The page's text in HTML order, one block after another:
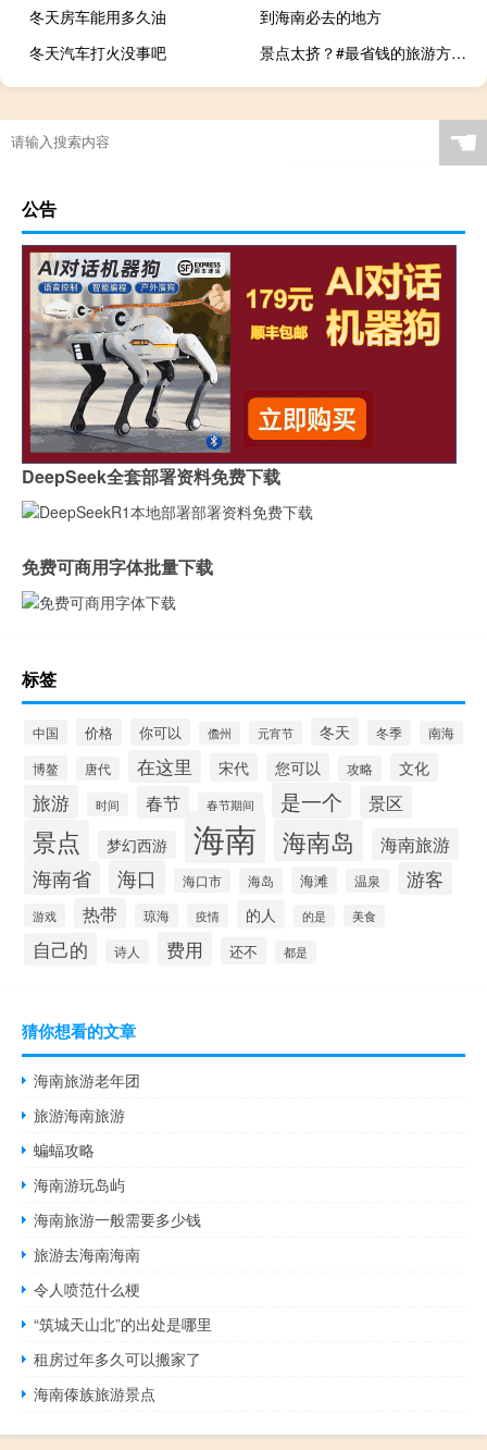
冬天房车能用多久油
到海南必去的地方
冬天汽车打火没事吧
景点太挤？#最省钱的旅游方式是抬头# 到底什么情况嘞
☚
公告
DeepSeek全套部署资料免费下载
免费可商用字体批量下载
标签
中国 价格 你可以 儋州 元宵节 冬天 冬季 南海
博鳌 唐代 在这里 宋代 您可以 攻略 文化
旅游 时间 春节 春节期间 是一个 景区
景点 梦幻西游 海南 海南岛 海南旅游
海南省 海口 海口市 海岛 海滩 温泉 游客
游戏 热带 琼海 疫情 的人 的是 美食
自己的 诗人 费用 还不 都是
猜你想看的文章
海南旅游老年团
旅游海南旅游
蝙蝠攻略
海南游玩岛屿
海南旅游一般需要多少钱
旅游去海南海南
令人喷范什么梗
“筑城天山北”的出处是哪里
租房过年多久可以搬家了
海南傣族旅游景点